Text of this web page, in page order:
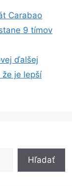
Carabao
9 tímov
ďalšej
je lepší
Hľadať